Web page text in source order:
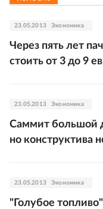
23.05.2013 Экономика
Через пять лет
стоить от 3 до 9
23.05.2013 Экономика
Саммит большой
но конструктива
23.05.2013 Экономика
"Голубое